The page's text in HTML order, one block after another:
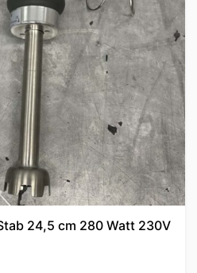
24,5 cm 280 Watt 230V